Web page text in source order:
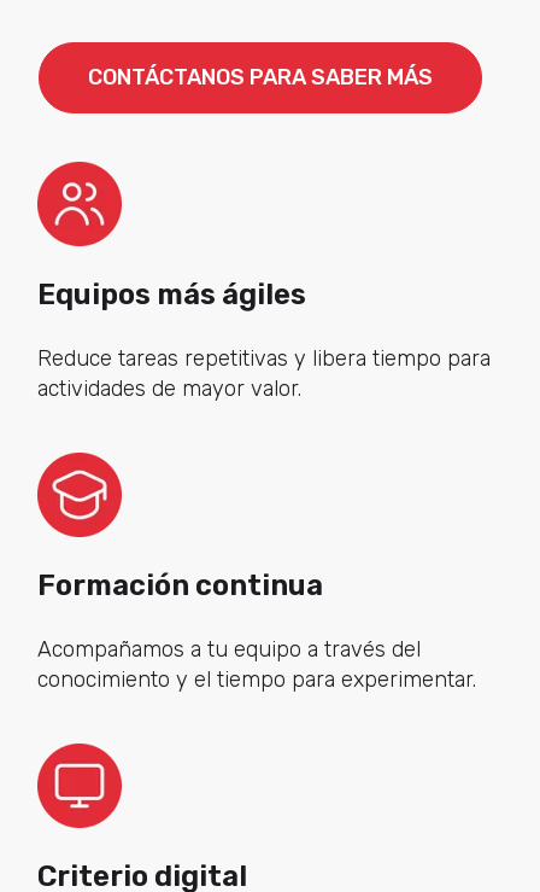
CONTÁCTANOS PARA SABER MÁS
Equipos más ágiles
Reduce tareas repetitivas y libera tiempo para
actividades de mayor valor.
Formación continua
Acompañamos a tu equipo a través del
conocimiento y el tiempo para experimentar.
Criterio digital